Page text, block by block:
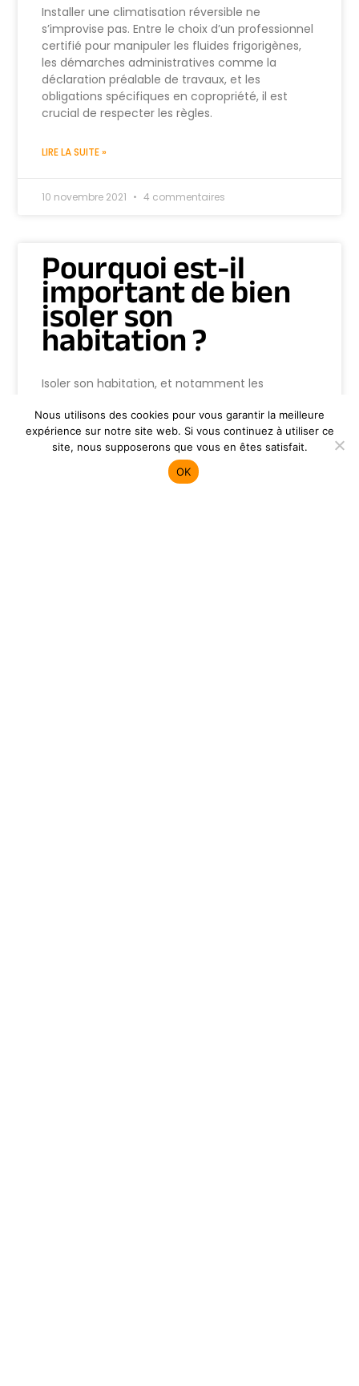
Installer une climatisation réversible ne
s’improvise pas. Entre le choix d’un professionnel
certifié pour manipuler les fluides frigorigènes,
les démarches administratives comme la
déclaration préalable de travaux, et les
obligations spécifiques en copropriété, il est
crucial de respecter les règles.
LIRE LA SUITE »
10 novembre 2021 4 commentaires
Pourquoi est-il
important de bien
isoler son
habitation ?
Isoler son habitation, et notamment les
réduire sa consommation énergétique et
améliorer le confort thermique. Non seulement
cela permet de réaliser d’importantes
économies, mais cela contribue également à la
préservation de l’environnement en limitant
Nous utilisons des cookies pour vous garantir la meilleure
expérience sur notre site web. Si vous continuez à utiliser ce
site, nous supposerons que vous en êtes satisfait.
OK